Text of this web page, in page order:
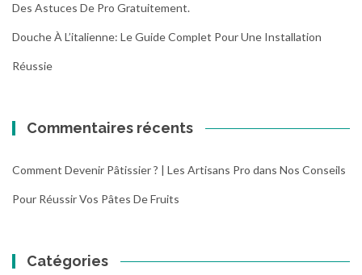
Des Astuces De Pro Gratuitement.
Douche À L’italienne: Le Guide Complet Pour Une Installation
Réussie
Commentaires récents
Comment Devenir Pâtissier ? | Les Artisans Pro dans Nos Conseils
Pour Réussir Vos Pâtes De Fruits
Catégories